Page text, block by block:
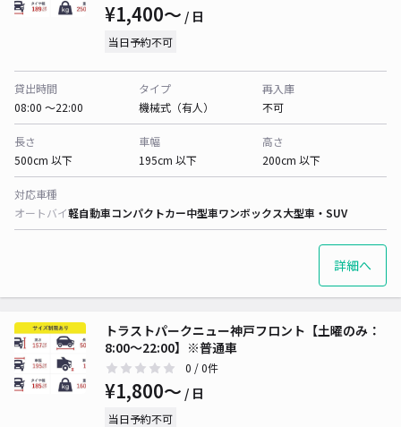
¥1,400〜 / 日
当日予約不可
貸出時間
08:00 〜22:00
タイプ
機械式（有人）
再入庫
不可
長さ
500cm 以下
車幅
195cm 以下
高さ
200cm 以下
対応車種
オートバイ軽自動車コンパクトカー中型車ワンボックス大型車・SUV
詳細へ
トラストパークニュー神戸フロント【土曜のみ：
8:00～22:00】※普通車
0 / 0件
¥1,800〜 / 日
当日予約不可